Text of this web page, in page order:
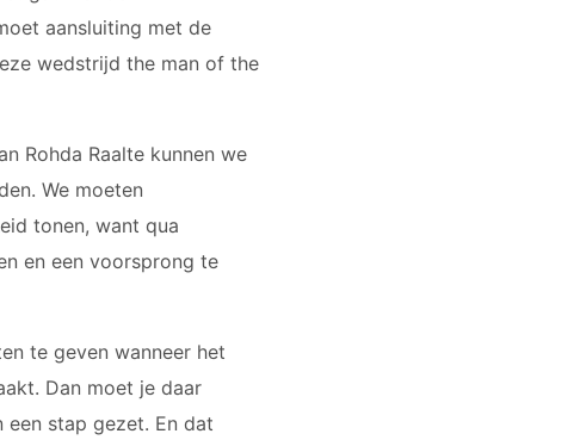
aansluiting met de
wedstrijd the man of the
Rohda Raalte kunnen we
We moeten
tonen, want qua
en een voorsprong te
te geven wanneer het
Dan moet je daar
stap gezet. En dat